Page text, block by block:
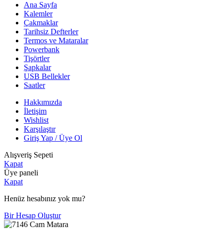
Ana Sayfa
Kalemler
Çakmaklar
Tarihsiz Defterler
Termos ve Mataralar
Powerbank
Tişörtler
Şapkalar
USB Bellekler
Saatler
Hakkımızda
İletişim
Wishlist
Karşılaştır
Giriş Yap / Üye Ol
Alışveriş Sepeti
Kapat
Üye paneli
Kapat
Henüz hesabınız yok mu?
Bir Hesap Oluştur